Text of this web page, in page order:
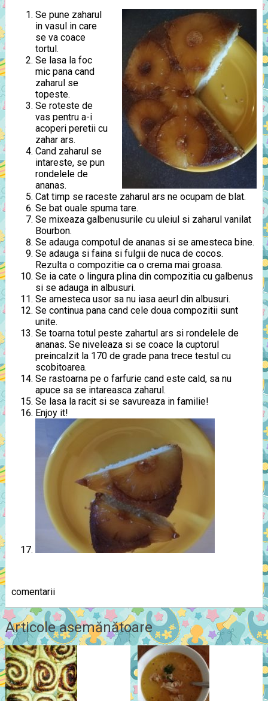
Se pune zaharul
in vasul in care
se va coace
tortul.
Se lasa la foc
mic pana cand
zaharul se
topeste.
Se roteste de
vas pentru a-i
acoperi peretii cu
zahar ars.
Cand zaharul se
intareste, se pun
rondelele de
ananas.
Cat timp se raceste zaharul ars ne ocupam de blat.
Se bat ouale spuma tare.
Se mixeaza galbenusurile cu uleiul si zaharul vanilat
Bourbon.
Se adauga compotul de ananas si se amesteca bine.
Se adauga si faina si fulgii de nuca de cocos.
Rezulta o compozitie ca o crema mai groasa.
Se ia cate o lingura plina din compozitia cu galbenus
si se adauga in albusuri.
Se amesteca usor sa nu iasa aeurl din albusuri.
Se continua pana cand cele doua compozitii sunt
unite.
Se toarna totul peste zahartul ars si rondelele de
ananas. Se niveleaza si se coace la cuptorul
preincalzit la 170 de grade pana trece testul cu
scobitoarea.
Se rastoarna pe o farfurie cand este cald, sa nu
apuce sa se intareasca zaharul.
Se lasa la racit si se savureaza in familie!
Enjoy it!
comentarii
Articole asemănătoare